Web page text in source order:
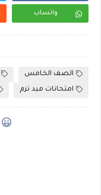
واتساب
الصف الخامس
امتحانات ميد ترم